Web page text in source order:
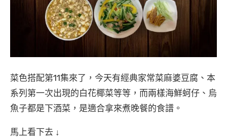
菜色搭配第11集來了，今天有經典家常菜麻婆豆腐、本
系列第一次出現的白花椰菜等等，而兩樣海鮮蚵仔、烏
魚子都是下酒菜，是適合拿來煮晚餐的食譜。
馬上看下去 ↓